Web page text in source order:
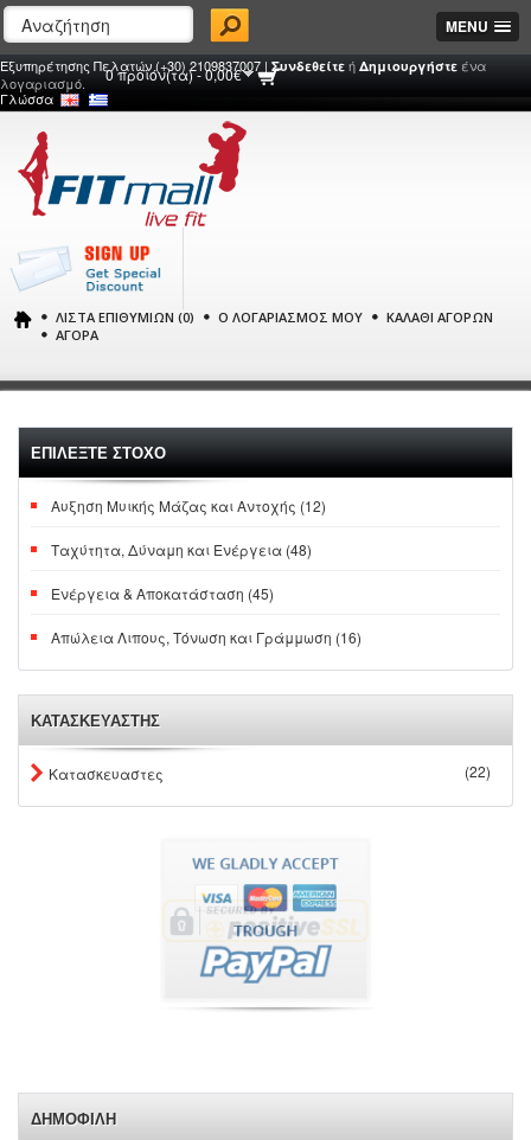
MENU
Γλώσσα
0 προϊόν(τα) - 0,00€
Εξυπηρέτησης Πελατών (+30) 2109837007 | Συνδεθείτε ή Δημιουργήστε ένα
λογαριασμό.
ΛΊΣΤΑ ΕΠΙΘΥΜΙΏΝ (0) Ο ΛΟΓΑΡΙΑΣΜΌΣ ΜΟΥ
ΚΑΛΆΘΙ ΑΓΟΡΏΝ
ΑΓΟΡΆ
ΕΠΙΛΕΞΤΕ ΣΤΟΧΟ
Αυξηση Μυικής Μάζας και Αντοχής (12)
Ταχύτητα, Δύναμη και Ενέργεια (48)
Ενέργεια & Αποκατάσταση (45)
Απώλεια Λιπους, Τόνωση και Γράμμωση (16)
ΚΑΤΑΣΚΕΥΑΣΤΗΣ
Κατασκευαστες (22)
ΔΗΜΟΦΙΛΉ